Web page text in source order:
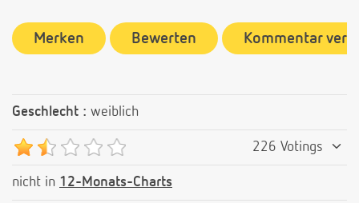
Merken Bewerten Kommentar
Geschlecht : weiblich
226 Votings
nicht in 12-Monats-Charts